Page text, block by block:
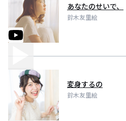
あなたのせいで、
鈴木友里絵
変身するの
鈴木友里絵